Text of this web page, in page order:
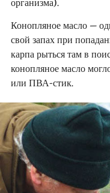
организма).
Конопляное масло –
свой запах при
карпа рыться там в
конопляное масло
или ПВА-стик.